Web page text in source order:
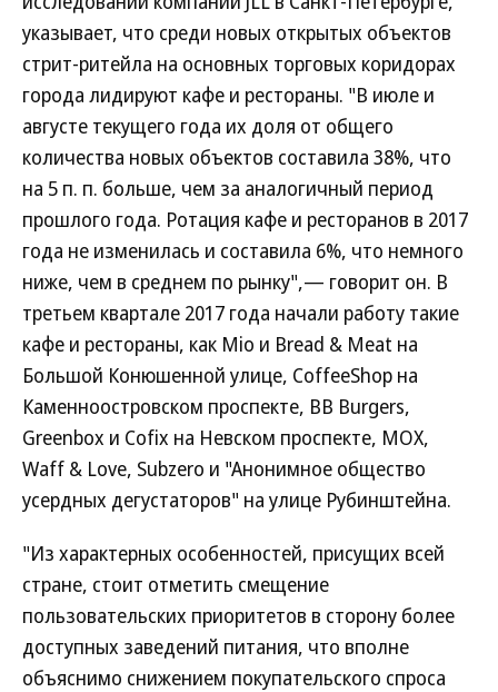
указывает, что среди новых открытых объектов
стрит-ритейла на основных торговых коридорах
города лидируют кафе и рестораны. "В июле и
августе текущего года их доля от общего
количества новых объектов составила 38%, что
на 5 п. п. больше, чем за аналогичный период
прошлого года. Ротация кафе и ресторанов в 2017
года не изменилась и составила 6%, что немного
ниже, чем в среднем по рынку",— говорит он. В
третьем квартале 2017 года начали работу такие
кафе и рестораны, как Mio и Bread & Meat на
Большой Конюшенной улице, CoffeeShop на
Каменноостровском проспекте, BB Burgers,
Greenbox и Cofix на Невском проспекте, MOX,
Waff & Love, Subzero и "Анонимное общество
усердных дегустаторов" на улице Рубинштейна.
"Из характерных особенностей, присущих всей
стране, стоит отметить смещение
пользовательских приоритетов в сторону более
доступных заведений питания, что вполне
объяснимо снижением покупательского спроса